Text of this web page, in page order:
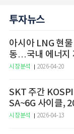
투자뉴스
아시아 LNG 현
동…국내 에너지
시장분석 2026-04-20
SKT 주간
SA~6G 사이클,
예고
시장분석 2026-04-13